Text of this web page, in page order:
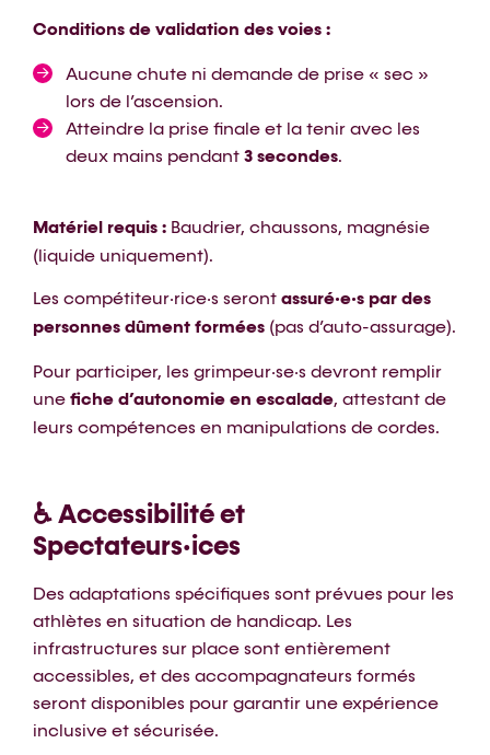
Conditions de validation des voies :
Aucune chute ni demande de prise « sec »
lors de l’ascension.
Atteindre la prise finale et la tenir avec les
deux mains pendant 3 secondes.
Matériel requis : Baudrier, chaussons, magnésie
(liquide uniquement).
Les compétiteur·rice·s seront assuré·e·s par des
personnes dûment formées (pas d’auto-assurage).
Pour participer, les grimpeur·se·s devront remplir
une fiche d’autonomie en escalade, attestant de
leurs compétences en manipulations de cordes.
♿ Accessibilité et
Spectateurs·ices
Des adaptations spécifiques sont prévues pour les
athlètes en situation de handicap. Les
infrastructures sur place sont entièrement
accessibles, et des accompagnateurs formés
seront disponibles pour garantir une expérience
inclusive et sécurisée.